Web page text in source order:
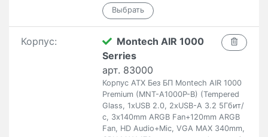
Корпус:
Montech AIR 1000
Serries
арт. 83000
Корпус ATX Без БП Montech AIR 1000
Premium (MNT-A1000P-B) (Tempered
Glass, 1xUSB 2.0, 2xUSB-A 3.2 5Гбит/
с, 3x140mm ARGB Fan+120mm ARGB
Fan, HD Audio+Mic, VGA MAX 340mm,